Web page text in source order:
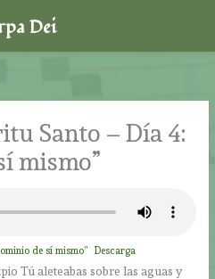
Santo – Día 4:
mismo”
de sí mismo” Descarga
Tú aleteabas sobre las aguas y
Dei